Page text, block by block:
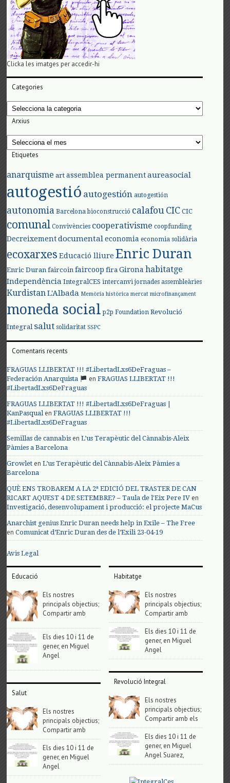
Clicka les imatges per accedir-hi
Categories
Categories
Arxius
Arxius
Etiquetes
anarquisme art assemblea permanent aureasocial
autogestió autogestión autogestión
autonomia Barcelona bioconstrucció calafouCIC CIC
comunal Convivències cooperativisme coopfunding
Decreixement documental economia economia solidària
ecoxarxes Educació lliure Enric Duran
Enric Duran faircoin faircoop fira Girona habitatge
Independència IntegralCES intercanvi jornades assembleàries
KurdistanL'Albada Memòria històrica mercat microfinançament
moneda social p2p Foundation Revolució
Integral salut solidaritat SSPC
Comentaris recents
FRAGUAS LLIBERTAT !!! #LibertadLxs6DeFraguas –
Federación Anarquista
enFRAGUAS LLIBERTAT !!!
#LibertadLxs6DeFraguas
FRAGUAS LLIBERTAT !!! #LibertadLxs6DeFraguas |
KanPasqualenFRAGUAS LLIBERTAT !!!
#LibertadLxs6DeFraguas
Semillas de cannabis enL’us Terapèutic del Cànnabis-Aleix
Pàmies a Barcelona
Growlet enL’us Terapèutic del Cànnabis-Aleix Pàmies a
Barcelona
QUÈ ENS TROBAREM A LA 2ª EDICIÓ DEL TRASTER DE CAN
RICART AQUEST 4 DE SETEMBRE? – Taula de l'Eix Pere IV en
Investigació, desenvolupament i producció: el projecte MaCus
Anarchist genius Enric Duran needs help in Exile – The Free
enComunicat d’Enric Duran des de l’Exili 23-04-19
Avis Legal
Educació
Els nostres
principals objectius;
Compartir amb
Els dies 10 i 11 de
gener, en Miguel
Angel
Salut
Els nostres
principals objectius;
Compartir amb
Els dies 10 i 11 de
gener, en Miguel
Angel
Habitatge
Els nostres
principals objectius;
Compartir amb
Els dies 10 i 11 de
gener, en Miguel
Angel
Revolució Integral
Els nostres
principals objectius;
Compartir amb els
Els dies 10 i 11 de
gener, en Miguel
Angel Suarez,